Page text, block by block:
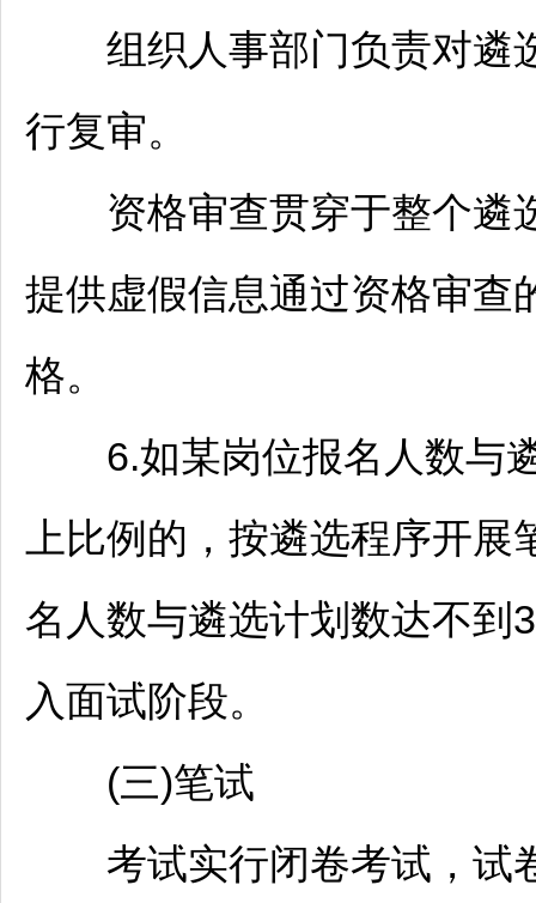
组织人事部门负责对遴
行复审。
资格审查贯穿于整个遴
提供虚假信息通过资格审查
格。
6.如某岗位报名人数与遴
上比例的，按遴选程序开
名人数与遴选计划数达不到
入面试阶段。
(三)笔试
考试实行闭卷考试，试